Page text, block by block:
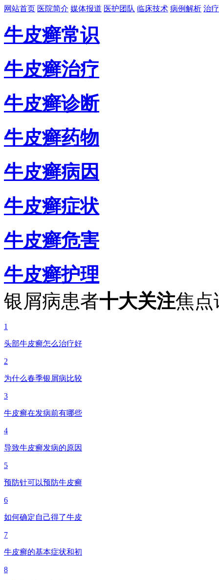
网站首页 医院简介 媒体报道 医护团队 临床技术 病例解析 治
牛皮癣常识
牛皮癣治疗
牛皮癣诊断
牛皮癣药物
牛皮癣病因
牛皮癣症状
牛皮癣危害
牛皮癣护理
银屑病患者十大关注焦点
1
头部牛皮癣怎么治疗好
2
为什么春季银屑病比较
3
牛皮癣在发病前有哪些
4
导致牛皮癣发病的原因
5
预防针可以预防牛皮癣
6
如何确定自己得了牛皮
7
牛皮癣的基本症状和初
8